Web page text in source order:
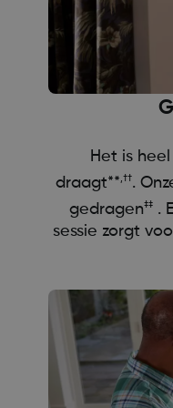
Het is
draagt** ,††.
gedragen‡‡.
sessie zorgt